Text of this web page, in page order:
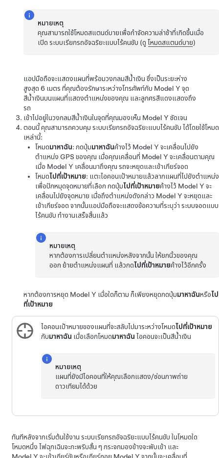
หมายเหตุ
คุณสามารถใช้โหมดสแตนด์บายเพื่อกำจัดความล่าช้าที่เกิดขึ้นเมื่อ
เปิดระบบเรียกรถอัจฉริยะแบบไร้คนขับ (ดู โหมดสแตนด์บาย)
แอปมือถือจะแสดงแผนที่พร้อมวงกลมสีน้ำเงิน ซึ่งเป็นระยะห่าง
สูงสุด 6 เมตร ที่คุณต้องรักษาระหว่างโทรศัพท์กับ Model Y จุด
สีน้ำเงินบนแผนที่แสดงตำแหน่งของคุณ และลูกศรสีแดงแสดงถึง
รถ
เข้าไปอยู่ในวงกลมสีน้ำเงินในจุดที่คุณมองเห็น Model Y ชัดเจน
ตอนนี้ คุณสามารถควบคุม ระบบเรียกรถอัจฉริยะแบบไร้คนขับ ได้โดยใช้โหมด
เหล่านี้:
โหมดมาหาฉัน: กดปุ่มมาหาฉันค้างไว้ Model Y จะเคลื่อนไปยัง
ตำแหน่ง GPS ของคุณ เมื่อคุณเคลื่อนที่ Model Y จะเคลื่อนตามคุณ
เมื่อ Model Y เคลื่อนมาถึงคุณ รถจะหยุดและเข้าเกียร์จอด
โหมดไปที่เป้าหมาย: แตะไอคอนเป้าหมายแล้วลากแผนที่ไปยังตำแหน่ง
เพื่อปักหมุดจุดหมายที่เลือก กดปุ่มไปที่เป้าหมายค้างไว้ Model Y จะ
เคลื่อนไปยังจุดหมาย เมื่อถึงตำแหน่งดังกล่าว Model Y จะหยุดและ
เข้าเกียร์จอด จากนั้นแอปมือถือจะแสดงข้อความที่ระบุว่า ระบบจอดแบบ
ไร้คนขับ ทำงานเสร็จสิ้นแล้ว
หมายเหตุ
หากต้องการเปลี่ยนตำแหน่งหลังจากนั้น ให้ยกนิ้วของคุณ
ออก ย้ายตำแหน่งแผนที่ แล้วกดไปที่เป้าหมายค้างไว้อีกครั้ง
หากต้องการหยุด Model Y เมื่อใดก็ตาม ก็เพียงหยุดกดปุ่มมาหาฉันหรือไป
ที่เป้าหมาย
ไอคอนเป้าหมายของแผนที่จะสลับไปมาระหว่างโหมดไปที่เป้าหมาย
กับมาหาฉัน เมื่อเลือกโหมดมาหาฉัน ไอคอนจะเป็นสีน้ำเงิน
หมายเหตุ
แผนที่ยังมีไอคอนที่ให้คุณเลือกแสดง/ซ่อนภาพถ่าย
ดาวเทียมได้ด้วย
ทันทีหลังจากเริ่มต้นใช้งาน ระบบเรียกรถอัจฉริยะแบบไร้คนขับ ในโหมดใด
โหมดหนึ่ง ไฟฉุกเฉินจะกะพริบสั้น ๆ กระจกมองข้างจะพับเข้า และ
Model Y จะเข้าเกียร์ขับหรือเกียร์ถอย Model Y จากนั้นจะเคลื่อนที่